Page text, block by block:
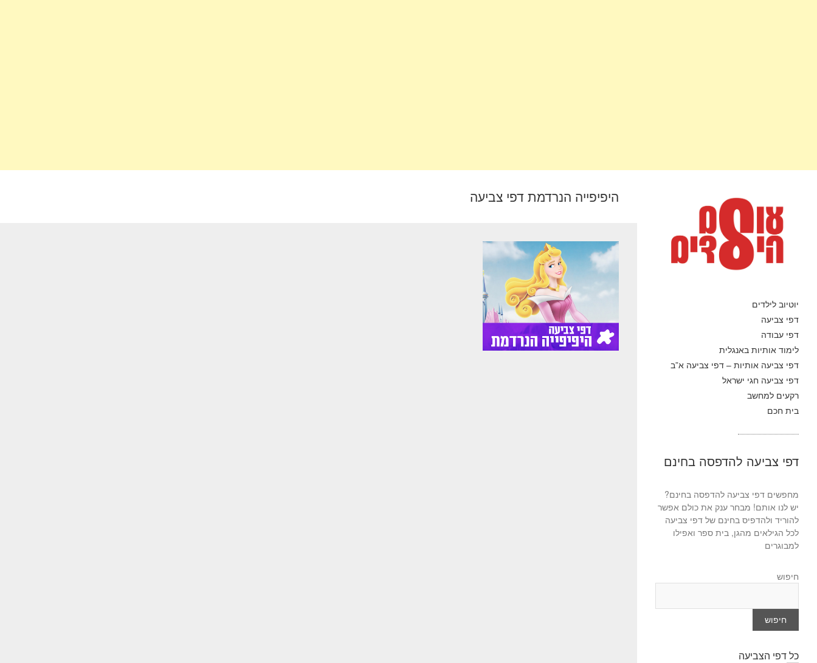
יוטיוב לילדים
דפי צביעה
דפי עבודה
לימוד אותיות באנגלית
דפי צביעה אותיות – דפי צביעה א”ב
דפי צביעה חגי ישראל
רקעים למחשב
בית חכם
היפיפייה הנרדמת דפי צביעה
דפי צביעה להדפסה בחינם
מחפשים דפי צביעה להדפסה בחינם?
יש לנו אותם! מבחר ענק את כולם אפשר
להוריד ולהדפיס בחינם של דפי צביעה
לכל הגילאים מהגן, בית ספר ואפילו
למבוגרים
חיפוש
חיפוש
כל דפי הצביעה